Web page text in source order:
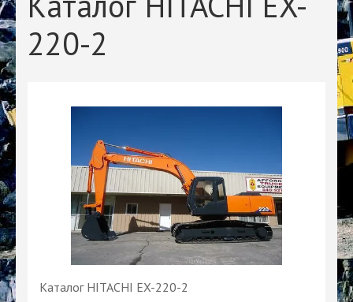
220-2
Каталог HITACHI EX-220-2